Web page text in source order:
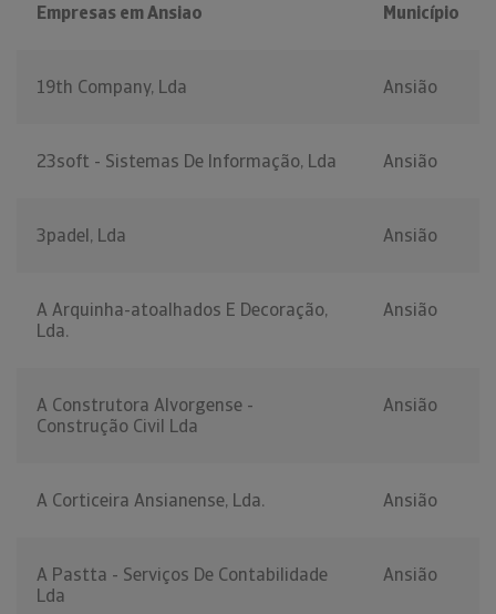
Empresas em Ansiao Município
19th Company, Lda Ansião
23soft - Sistemas De Informação, Lda Ansião
3padel, Lda Ansião
A Arquinha-atoalhados E Decoração,
Lda.
Ansião
A Construtora Alvorgense -
Construção Civil Lda
Ansião
A Corticeira Ansianense, Lda. Ansião
A Pastta - Serviços De Contabilidade
Lda
Ansião